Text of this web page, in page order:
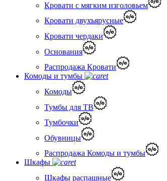
Кровати с мягким изголовьем
Кровати двухъярусные
Кровати чердаки
Основания
Распродажа Кровати
Комоды и тумбы
Комоды
Тумбы для ТВ
Тумбочки
Обувницы
Распродажа Комоды и тумбы
Шкафы
Шкафы распашные